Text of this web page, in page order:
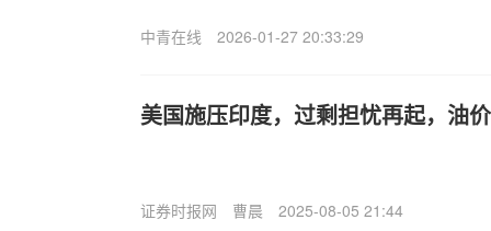
中青在线 2026-01-27 20:33:29
美国施压印度，过剩担忧再起，油价
证券时报网 曹晨 2025-08-05 21:44